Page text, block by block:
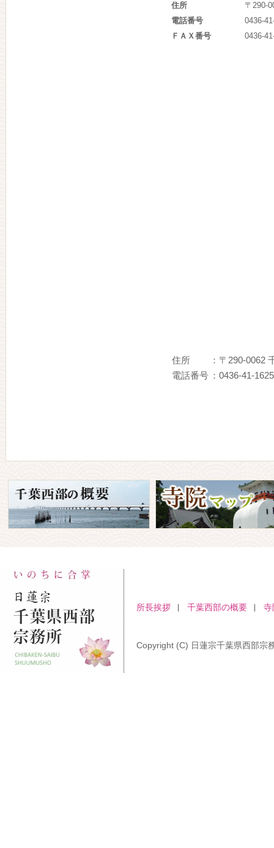
住所
〒290-
電話番号
0436-
ＦＡＸ番号
0436-
住所
：〒290-0062
電話番号 ：0436-41-1625
所長挨拶 千葉西部の概要 寺
Copyright (C) 日蓮宗千葉県西部宗